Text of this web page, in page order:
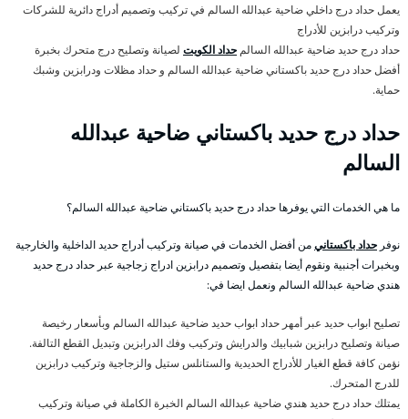
يعمل حداد درج داخلي ضاحية عبدالله السالم في تركيب وتصميم أدراج دائرية للشركات
وتركيب درابزين للأدراج
حداد درج حديد ضاحية عبدالله السالم حداد الكويت لصيانة وتصليح درج متحرك بخبرة
أفضل حداد درج حديد باكستاني ضاحية عبدالله السالم و حداد مظلات ودرابزين وشبك
حماية.
حداد درج حديد باكستاني ضاحية عبدالله
السالم
ما هي الخدمات التي يوفرها حداد درج حديد باكستاني ضاحية عبدالله السالم؟
نوفر حداد باكستانيمن أفضل الخدمات في صيانة وتركيب أدراج حديد الداخلية والخارجية
وبخبرات أجنبية ونقوم أيضا بتفصيل وتصميم درابزين ادراج زجاجية عبر حداد درج حديد
هندي ضاحية عبدالله السالم ونعمل ايضا في:
تصليح ابواب حديد عبر أمهر حداد ابواب حديد ضاحية عبدالله السالم وبأسعار رخيصة
صيانة وتصليح درابزين شبابيك والدرايش وتركيب وفك الدرابزين وتبديل القطع التالفة.
نؤمن كافة قطع الغيار للأدراج الحديدية والستانلس ستيل والزجاجية وتركيب درابزين
للدرج المتحرك.
يمتلك حداد درج حديد هندي ضاحية عبدالله السالم الخبرة الكاملة في صيانة وتركيب